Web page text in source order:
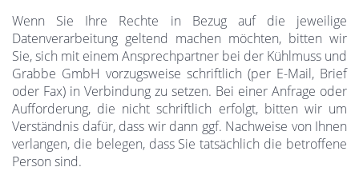
Wenn Sie Ihre Rechte in Bezug auf die jeweilige
Datenverarbeitung geltend machen möchten, bitten wir
Sie, sich mit einem Ansprechpartner bei der Kühlmuss und
Grabbe GmbH vorzugsweise schriftlich (per E-Mail, Brief
oder Fax) in Verbindung zu setzen. Bei einer Anfrage oder
Aufforderung, die nicht schriftlich erfolgt, bitten wir um
Verständnis dafür, dass wir dann ggf. Nachweise von Ihnen
verlangen, die belegen, dass Sie tatsächlich die betroffene
Person sind.